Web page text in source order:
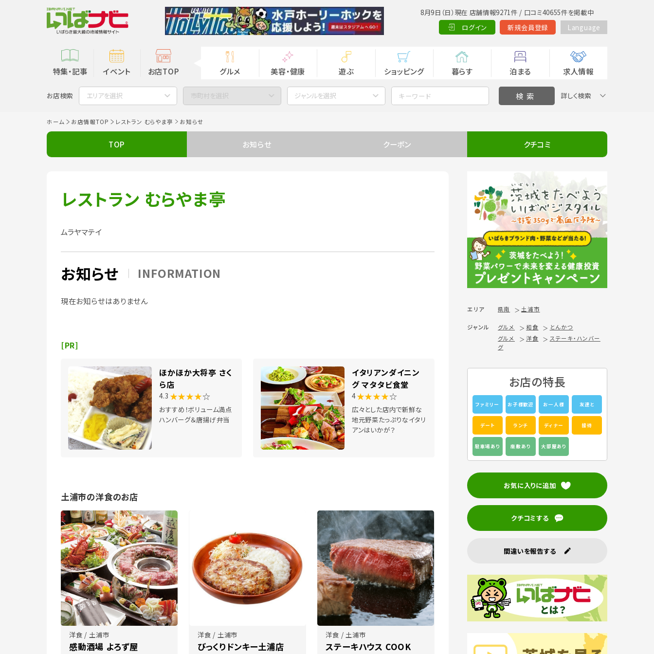
8月9日（日）現在 店舗情報9271件 / 口コミ40655件を掲載中
ログイン
新規会員登録 Language
特集・記事 イベント お店TOP グルメ 美容・健康 遊ぶ ショッピング 暮らす 泊まる 求人情報
お店検索 エリアを選択 市町村を選択 ジャンルを選択 詳しく検索
ホーム お店情報TOP レストラン むらやま亭 お知らせ
TOP お知らせ クーポン クチコミ
レストラン むらやま亭
ムラヤマテイ
お知らせ INFORMATION
現在お知らせはありません
[PR]
ほかほか大将亭 さく
ら店
4.3 ★★★★☆
おすすめ！ボリューム満点
ハンバーグ＆唐揚げ弁当
イタリアンダイニン
グ マタタビ食堂
4★★★★☆
広々とした店内で新鮮な
地元野菜たっぷりなイタリ
アンはいかが？
土浦市の洋食のお店
洋食 / 土浦市
感動酒場 よろず屋
洋食 / 土浦市
びっくりドンキー土浦店
洋食 / 土浦市
ステーキハウス COOK
エリア 県南 土浦市
ジャンル グルメ 和食
とんかつ
グルメ
洋食
ステーキ・ハンバー
グ
お店の特長
ファミリー お子様歓迎 お一人様 友達と
デート ランチ ディナー 接待
駐車場あり 座敷あり 大部屋あり
お気に入りに追加
クチコミする
間違いを報告する